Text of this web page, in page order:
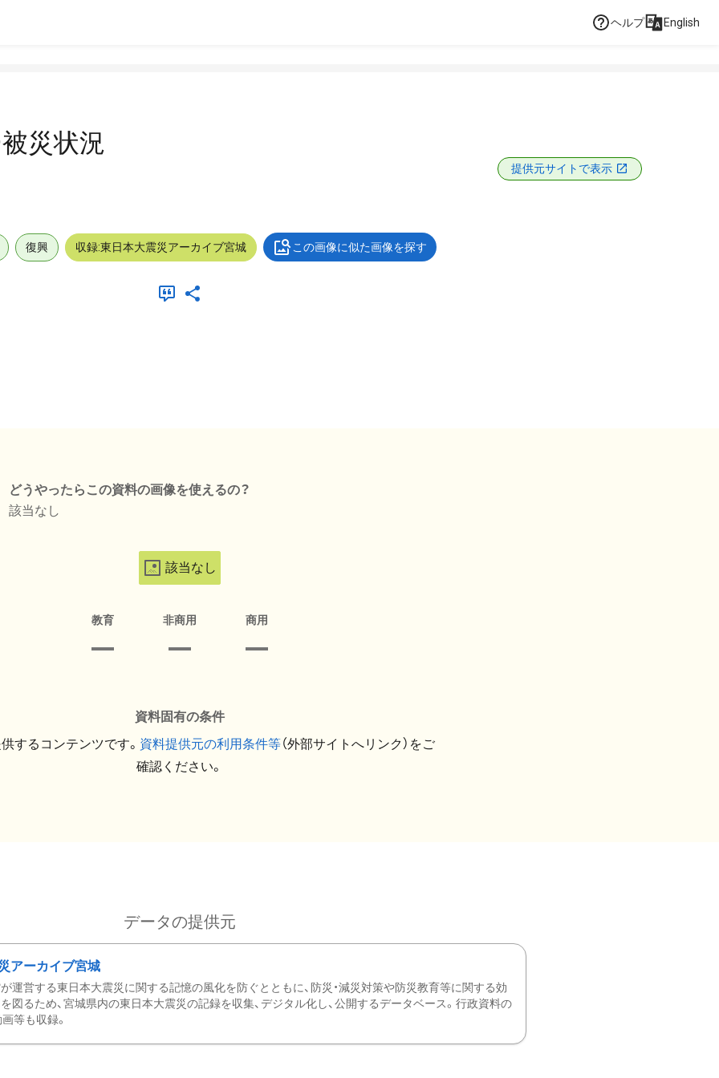
ヘルプ English
災状況
提供元サイトで表示
復興 収録:東日本大震災アーカイブ宮城 この画像に似た画像を探す
どうやったらこの資料の画像を使えるの？
該当なし
該当なし
教育 非商用 商用
資料固有の条件
するコンテンツです。 資料提供元の利用条件等（外部サイトへリンク）をご
確認ください。
データの提供元
アーカイブ宮城
運営する東日本大震災に関する記憶の風化を防ぐとともに、防災・減災対策や防災教育等に関する効
図るため、宮城県内の東日本大震災の記録を収集、デジタル化し、公開するデータベース。行政資料の
等も収録。